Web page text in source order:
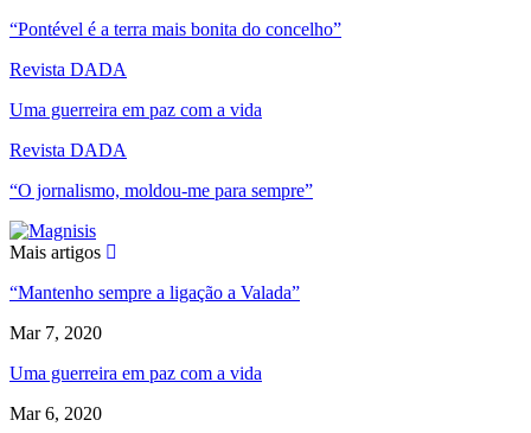
“Pontével é a terra mais bonita do concelho”
Revista DADA
Uma guerreira em paz com a vida
Revista DADA
“O jornalismo, moldou-me para sempre”
Mais artigos
“Mantenho sempre a ligação a Valada”
Mar 7, 2020
Uma guerreira em paz com a vida
Mar 6, 2020